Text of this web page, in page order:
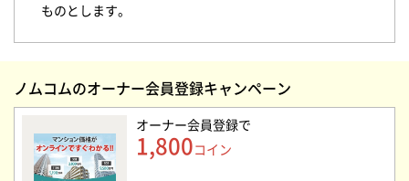
ものとします。
ノムコムのオーナー会員登録キャンペーン
オーナー会員登録で
1,800コイン